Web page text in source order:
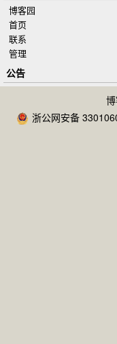
博客园
首页
联系
管理
公告
浙公网安备